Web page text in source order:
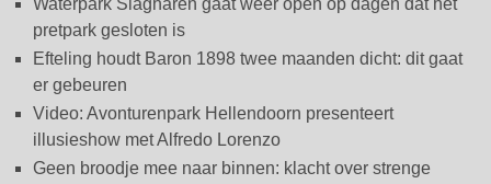
Waterpark Slagharen gaat weer open op dagen dat het
pretpark gesloten is
Efteling houdt Baron 1898 twee maanden dicht: dit gaat
er gebeuren
Video: Avonturenpark Hellendoorn presenteert
illusieshow met Alfredo Lorenzo
Geen broodje mee naar binnen: klacht over strenge